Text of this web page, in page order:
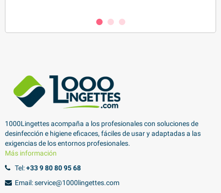
1000Lingettes acompaña a los profesionales con soluciones de
desinfección e higiene eficaces, fáciles de usar y adaptadas a las
exigencias de los entornos profesionales.
Más información
Tel:+33 9 80 80 95 68
Email: service@1000lingettes.com